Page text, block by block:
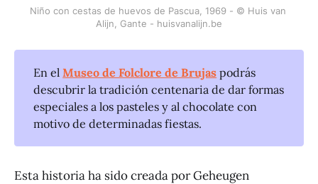
Niño con cestas de huevos de Pascua, 1969 - © Huis van
Alijn, Gante - huisvanalijn.be
En elMuseo de Folclore de Brujas podrás
descubrir la tradición centenaria de dar formas
especiales a los pasteles y al chocolate con
motivo de determinadas fiestas.
Esta historia ha sido creada por Geheugen